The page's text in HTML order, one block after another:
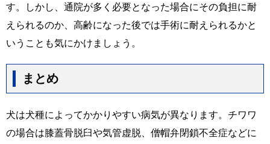
す。しかし、通院が多く必要となった場合にその負担に耐
えられるのか、高齢になった後では手術に耐えられるかと
いうことも気にかけましょう。
まとめ
犬は犬種によってかかりやすい病気が異なります。チワワ
の場合は膝蓋骨脱臼や気管虚脱、僧帽弁閉鎖不全症などに